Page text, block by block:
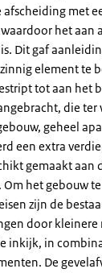
met
het aan
Dit gaf
element te
tot aan het
die ter
geheel
een extra
gemaakt aan
het gebouw
zijn de
door kleinere
inkijk, in
De